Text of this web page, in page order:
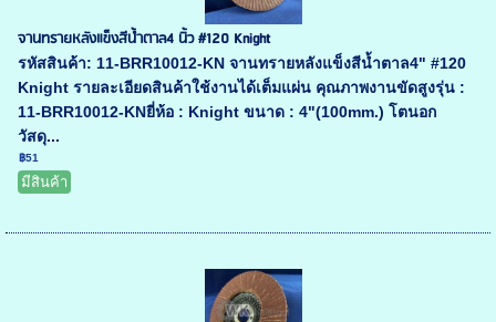
จานทรายหลังแข็งสีน้ำตาล4 นิ้ว #120 Knight
รหัสสินค้า: 11-BRR10012-KN จานทรายหลังแข็งสีน้ำตาล4" #120
Knight รายละเอียดสินค้าใช้งานได้เต็มแผ่น คุณภาพงานขัดสูงรุ่น :
11-BRR10012-KNยี่ห้อ : Knight ขนาด : 4"(100mm.) โตนอก
วัสดุ...
฿51
มีสินค้า